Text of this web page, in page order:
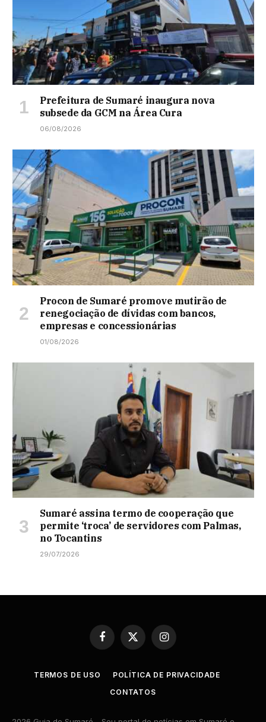
Prefeitura de Sumaré inaugura nova
subsede da GCM na Área Cura
06/08/2026
Procon de Sumaré promove mutirão de
renegociação de dívidas com bancos,
empresas e concessionárias
01/08/2026
Sumaré assina termo de cooperação que
permite ‘troca’ de servidores com Palmas,
no Tocantins
29/07/2026
Facebook
X
Instagram
TERMOS DE USO
POLÍTICA DE PRIVACIDADE
CONTATOS